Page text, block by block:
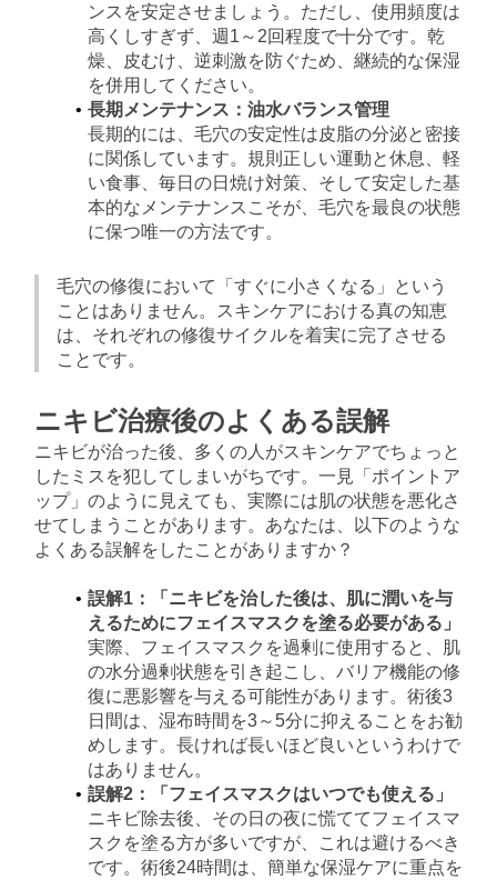
ンスを安定させましょう。ただし、使用頻度は
高くしすぎず、週1～2回程度で十分です。乾
燥、皮むけ、逆刺激を防ぐため、継続的な保湿
を併用してください。
長期メンテナンス：油水バランス管理
長期的には、毛穴の安定性は皮脂の分泌と密接
に関係しています。規則正しい運動と休息、軽
い食事、毎日の日焼け対策、そして安定した基
本的なメンテナンスこそが、毛穴を最良の状態
に保つ唯一の方法です。
毛穴の修復において「すぐに小さくなる」という
ことはありません。スキンケアにおける真の知恵
は、それぞれの修復サイクルを着実に完了させる
ことです。
ニキビ治療後のよくある誤解
ニキビが治った後、多くの人がスキンケアでちょっと
したミスを犯してしまいがちです。一見「ポイントア
ップ」のように見えても、実際には肌の状態を悪化さ
せてしまうことがあります。あなたは、以下のような
よくある誤解をしたことがありますか？
誤解1：「ニキビを治した後は、肌に潤いを与
えるためにフェイスマスクを塗る必要がある」
実際、フェイスマスクを過剰に使用すると、肌
の水分過剰状態を引き起こし、バリア機能の修
復に悪影響を与える可能性があります。術後3
日間は、湿布時間を3～5分に抑えることをお勧
めします。長ければ長いほど良いというわけで
はありません。
誤解2：「フェイスマスクはいつでも使える」
ニキビ除去後、その日の夜に慌ててフェイスマ
スクを塗る方が多いですが、これは避けるべき
です。術後24時間は、簡単な保湿ケアに重点を